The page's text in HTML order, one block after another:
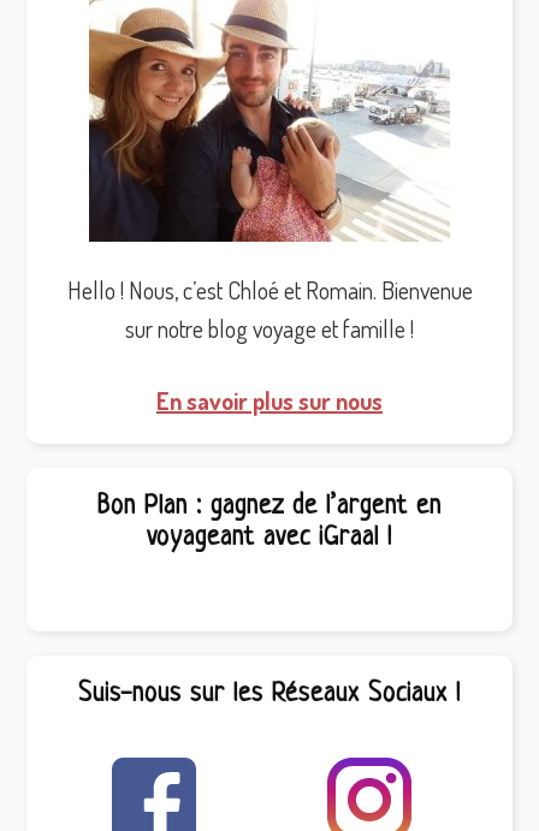
Hello ! Nous, c’est Chloé et Romain. Bienvenue
sur notre blog voyage et famille !
En savoir plus sur nous
Bon Plan : gagnez de l’argent en
voyageant avec iGraal !
Suis-nous sur les Réseaux Sociaux !